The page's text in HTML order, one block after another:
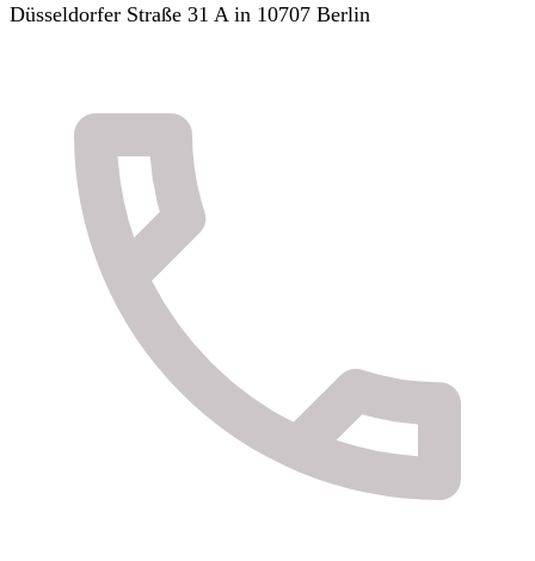
Düsseldorfer Straße 31 A in 10707 Berlin